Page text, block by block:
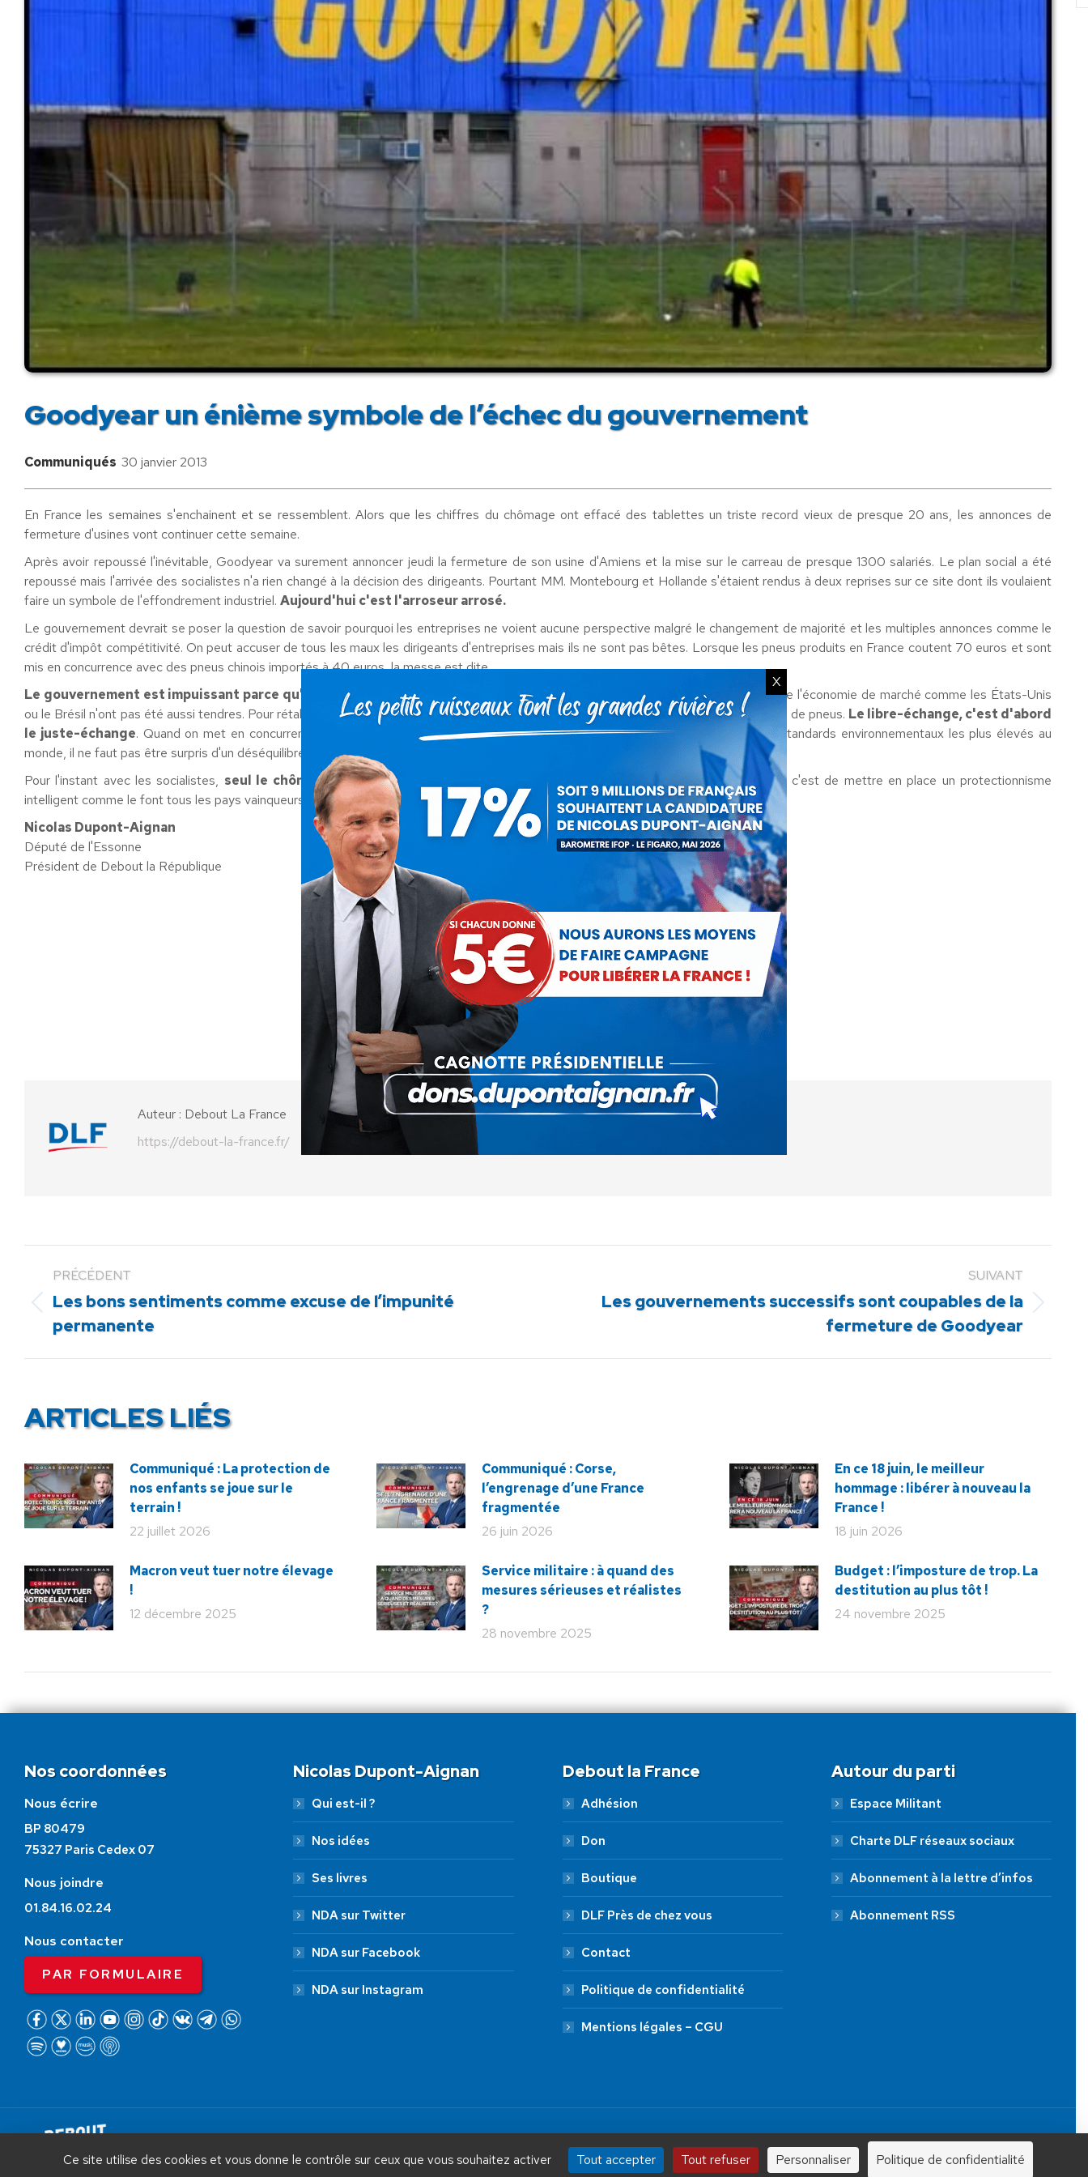
Goodyear un énième symbole de l’échec du gouvernement
Communiqués 30 janvier 2013
En France les semaines s'enchainent et se ressemblent. Alors que les chiffres du chômage ont effacé des tablettes un triste record vieux de presque 20 ans, les annonces de
fermeture d'usines vont continuer cette semaine.
Après avoir repoussé l'inévitable, Goodyear va surement annoncer jeudi la fermeture de son usine d'Amiens et la mise sur le carreau de presque 1300 salariés. Le plan social a été
repoussé mais l'arrivée des socialistes n'a rien changé à la décision des dirigeants. Pourtant MM. Montebourg et Hollande s'étaient rendus à deux reprises sur ce site dont ils voulaient
faire un symbole de l'effondrement industriel. Aujourd'hui c'est l'arroseur arrosé.
Le gouvernement devrait se poser la question de savoir pourquoi les entreprises ne voient aucune perspective malgré le changement de majorité et les multiples annonces comme le
crédit d'impôt compétitivité. On peut accuser de tous les maux les dirigeants d'entreprises mais ils ne sont pas bêtes. Lorsque les pneus produits en France coutent 70 euros et sont
mis en concurrence avec des pneus chinois importés à 40 euros, la messe est dite.
Le gouvernement est impuissant parce qu'il a choisi de l'être
. D'autres pays tout aussi ouverts sur le monde et défenseurs de l'économie de marché comme les États-Unis
ou le Brésil n'ont pas été aussi tendres. Pour rétablir la loyauté de l'échange, ils ont choisi de lourdement taxer les importations chinoises de pneus. Le libre-échange, c'est d'abord
le juste-échange. Quand on met en concurrence nos ouvriers avec des esclaves en Chine et quand on impose à nos usines les standards environnementaux les plus élevés au
monde, il ne faut pas être surpris d'un déséquilibre insurmontable.
Pour l'instant avec les socialistes, seul le chômage est "made in France"
. Le seul moyen pour inverser la courbe du chômage, c'est de mettre en place un protectionnisme
intelligent comme le font tous les pays vainqueurs dans la mondialisation.
Nicolas Dupont-Aignan
Député de l'Essonne
Président de Debout la République
Catégorie : Communiqués ParDebout La France 30 janvier 2013
Partager cet article
Partager
sur
Facebook
Partager
sur
X
PinterestLinkedIn
sur
WhatsApp
Auteur : Debout La France
https://debout-la-france.fr/
PRÉCÉDENT
Article
précédent
Les bons sentiments comme excuse de l’impunité
permanente
SUIVANT
Les gouvernements successifs sont coupables de la
fermeture de Goodyear
ARTICLES LIÉS
Communiqué : La protection de
nos enfants se joue sur le
terrain !
22 juillet 2026
Communiqué : Corse,
l’engrenage d’une France
fragmentée
26 juin 2026
En ce 18 juin, le meilleur
hommage : libérer à nouveau la
France !
18 juin 2026
Macron veut tuer notre élevage
!
12 décembre 2025
Service militaire : à quand des
mesures sérieuses et réalistes
?
28 novembre 2025
Budget : l’imposture de trop. La
destitution au plus tôt !
24 novembre 2025
Nos coordonnées
Nous écrire
BP 80479
75327 Paris Cedex 07
Nous joindre
01.84.16.02.24
Nous contacter
PAR FORMULAIRE
Nicolas Dupont-Aignan
Qui est-il ?
Nos idées
Ses livres
NDA sur Twitter
NDA sur Facebook
NDA sur Instagram
Debout la France
Adhésion
Don
Boutique
DLF Près de chez vous
Contact
Politique de confidentialité
Mentions légales – CGU
Autour du parti
Espace Militant
Charte DLF réseaux sociaux
Abonnement à la lettre d’infos
Abonnement RSS
Tous droits réservés.
X
AIDEZ NOUS À
JE FAIS UN DON À DLF
ADHÉSION 20 € 50 € 100 € 250 €
Ce site utilise des cookies et vous donne le contrôle sur ceux que vous souhaitez activer Tout accepter Tout refuser Personnaliser Politique de confidentialité